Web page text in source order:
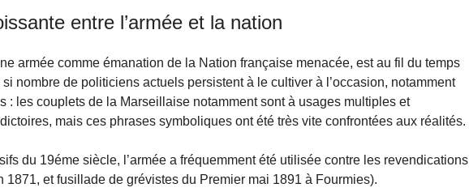
entre l’armée et la nation
armée comme émanation de la Nation française menacée, est au fil du temps
nombre de politiciens actuels persistent à le cultiver à l’occasion, notamment
: les couplets de la Marseillaise notamment sont à usages multiples et
mais ces phrases symboliques ont été très vite confrontées aux réalités.
du 19éme siècle, l’armée a fréquemment été utilisée contre les revendications
1871, et fusillade de grévistes du Premier mai 1891 à Fourmies).